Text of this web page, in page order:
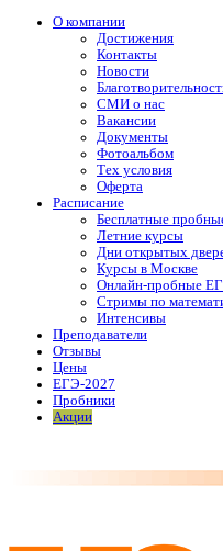
О компании
Достижения
Контакты
Новости
СМИ о нас
Вакансии
Документы
Фотоальбом
Тех условия
Оферта
Расписание
Бесплатные
Летние курсы
Дни открытых
Курсы в Москве
Онлайн-пробные
Стримы по
Интенсивы
Преподаватели
Отзывы
Цены
ЕГЭ-2027
Пробники
Акции